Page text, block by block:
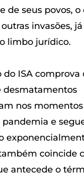
de seus povos,
invasões,
limbo jurídico.
do ISA comprova
desmatamentos
nos
pandemia e
coincide
antecede o